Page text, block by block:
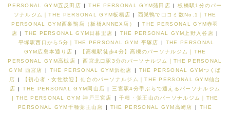
PERSONAL GYM五反田店 | THE PERSONAL GYM蒲田店 |
板橋駅1分のパー
ソナルジム｜THE PERSONAL GYM板橋店 |
西巣鴨で口コミ数No.1｜THE
PERSONAL GYM西巣鴨店（板橋ANNEX店）
|
THE PERSONAL GYM赤羽
店 | THE PERSONAL GYM日暮里店 | THE PERSONAL GYM上野入谷店 |
平塚駅西口から5分｜THE PERSONAL GYM 平塚店
|
THE PERSONAL
GYM広島本通り店 |
【高槻駅徒歩4分】高槻のパーソナルジム｜THE
PERSONAL GYM高槻店 |
西宮北口駅3分のパーソナルジム｜THE PERSONAL
GYM 西宮店
| THE PERSONAL GYM浜松店 |
THE PERSONAL GYMつくば
店
|
【初心者・女性歓迎】仙台のパーソナルジム｜THE PERSONAL GYM仙台
店 | THE PERSONAL GYM岡山店 |
三宮駅4分手ぶらで通えるパーソナルジム
| THE PERSONAL GYM 神戸三宮店
|
千種・覚王山のパーソナルジム｜THE
PERSONAL GYM千種覚王山店
| THE PERSONAL GYM高崎店 |
THE